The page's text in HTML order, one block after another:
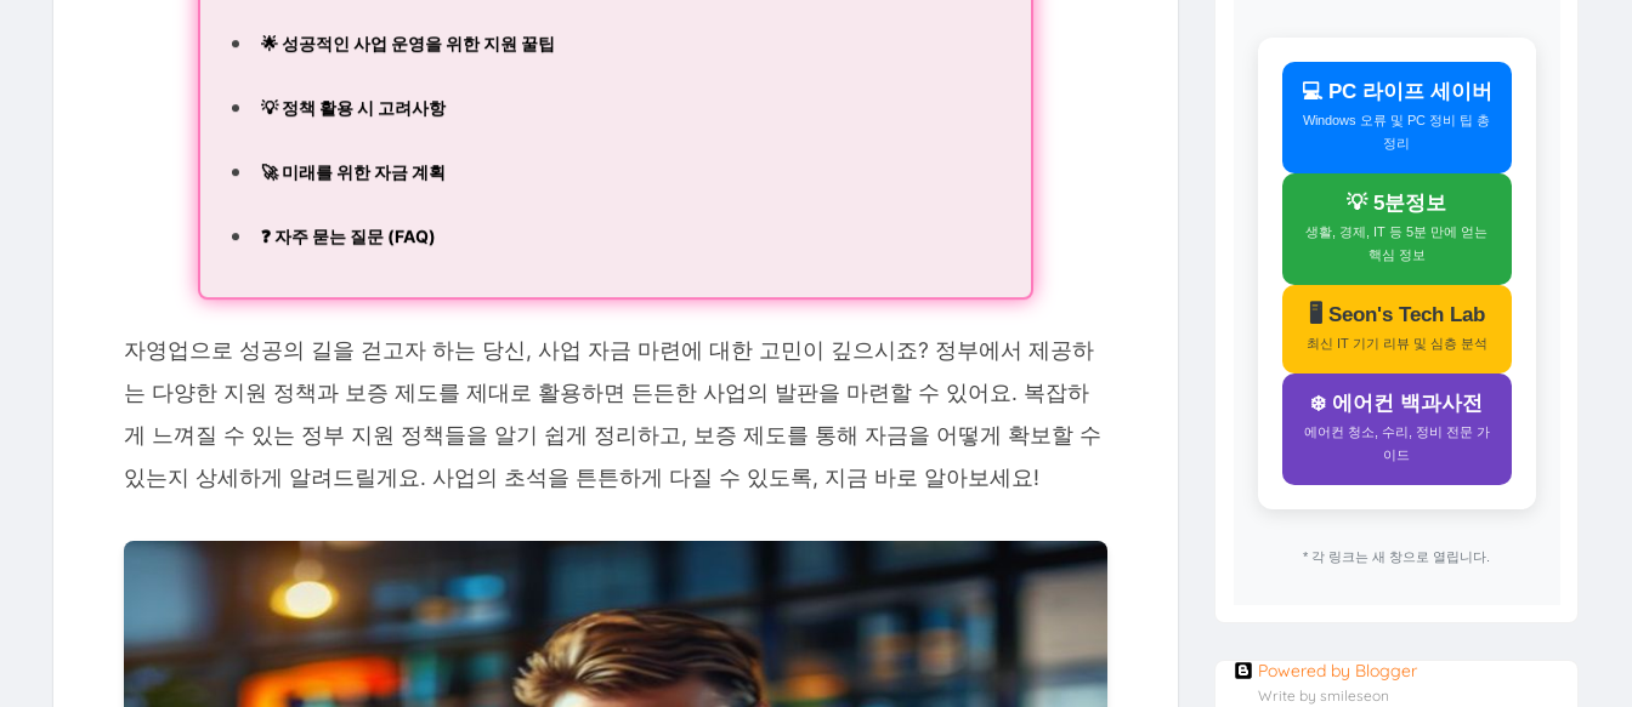
🌟 성공적인 사업 운영을 위한 지원 꿀팁
💡 정책 활용 시 고려사항
🚀 미래를 위한 자금 계획
❓ 자주 묻는 질문 (FAQ)
자영업으로 성공의 길을 걷고자 하는 당신, 사업 자금 마련에 대한 고민이 깊으시죠? 정부에서 제공하
는 다양한 지원 정책과 보증 제도를 제대로 활용하면 든든한 사업의 발판을 마련할 수 있어요. 복잡하
게 느껴질 수 있는 정부 지원 정책들을 알기 쉽게 정리하고, 보증 제도를 통해 자금을 어떻게 확보할 수
있는지 상세하게 알려드릴게요. 사업의 초석을 튼튼하게 다질 수 있도록, 지금 바로 알아보세요!
💻 PC 라이프 세이버
Windows 오류 및 PC 정비 팁 총
정리
💡 5분정보
생활, 경제, IT 등 5분 만에 얻는
핵심 정보
🖥️ Seon's Tech Lab
최신 IT 기기 리뷰 및 심층 분석
❄️ 에어컨 백과사전
에어컨 청소, 수리, 정비 전문 가
이드
* 각 링크는 새 창으로 열립니다.
Powered by Blogger
Write by smileseon